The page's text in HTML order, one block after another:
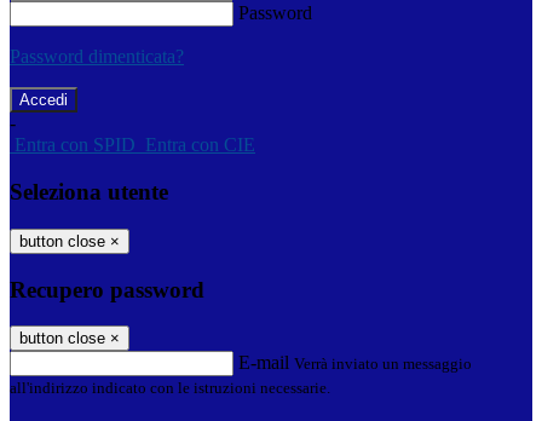
Password
Password dimenticata?
-
Entra con SPID Entra con CIE
Seleziona utente
button close ×
Recupero password
button close ×
E-mail Verrà inviato un messaggio
all'indirizzo indicato con le istruzioni necessarie.